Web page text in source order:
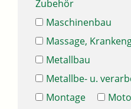
Zubehör
Maschinenbau
Massage,
Metallbau
Metallbe- u.
Montage